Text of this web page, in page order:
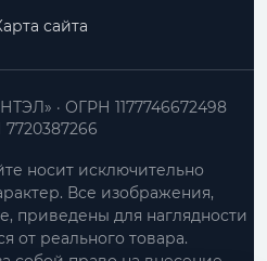
сайта
ОГРН 1177746672498
носит исключительно
Все изображения,
приведены для наглядности
от реального товара.